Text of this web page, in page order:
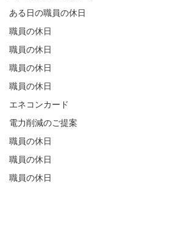
ある日の職員の休日
職員の休日
職員の休日
職員の休日
職員の休日
エネコンカード
電力削減のご提案
職員の休日
職員の休日
職員の休日